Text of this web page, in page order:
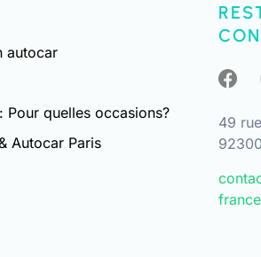
autocar
Pour quelles occasions?
Autocar Paris
49